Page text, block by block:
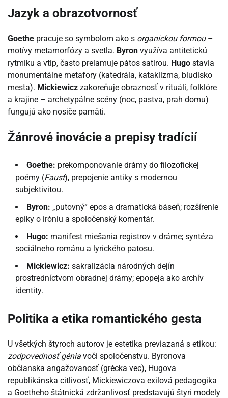
Jazyk a obrazotvornosť
Goethe pracuje so symbolom ako s organickou formou–
motívy metamorfózy a svetla. Byron využíva antitetickú
rytmiku a vtip, často prelamuje pátos satirou. Hugo stavia
monumentálne metafory (katedrála, kataklizma, bludisko
mesta). Mickiewicz zakoreňuje obraznosť v rituáli, folklóre
a krajine – archetypálne scény (noc, pastva, prah domu)
fungujú ako nosiče pamäti.
Žánrové inovácie a prepisy tradícií
Goethe: prekomponovanie drámy do filozofickej
poémy (Faust), prepojenie antiky s modernou
subjektivitou.
Byron: „putovný“ epos a dramatická báseň; rozšírenie
epiky o iróniu a spoločenský komentár.
Hugo: manifest miešania registrov v dráme; syntéza
sociálneho románu a lyrického patosu.
Mickiewicz: sakralizácia národných dejín
prostredníctvom obradnej drámy; epopeja ako archív
identity.
Politika a etika romantického gesta
U všetkých štyroch autorov je estetika previazaná s etikou:
zodpovednosť génia voči spoločenstvu. Byronova
občianska angažovanosť (grécka vec), Hugova
republikánska citlivosť, Mickiewiczova exilová pedagogika
a Goetheho štátnická zdržanlivosť predstavujú štyri modely